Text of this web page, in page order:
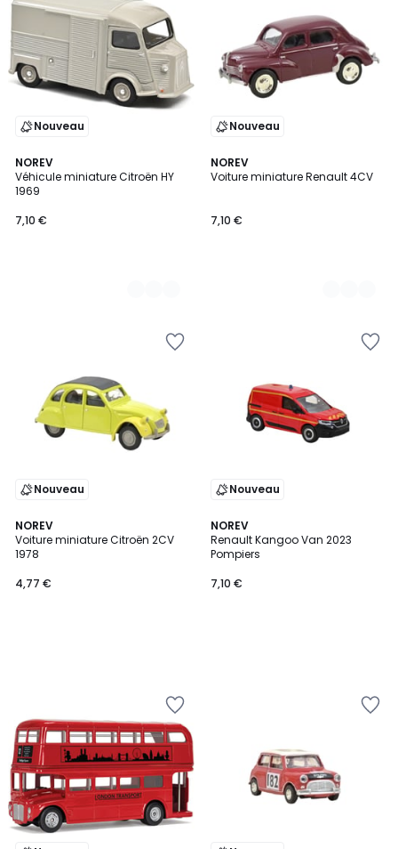
Nouveau
NOREV
Véhicule miniature Citroën HY
1969
7,10 €
2
Couleurs
Nouveau
NOREV
Voiture miniature Renault 4CV
7,10 €
2
Couleurs
Nouveau
NOREV
Voiture miniature Citroën 2CV
1978
4,77 €
Nouveau
NOREV
Renault Kangoo Van 2023
Pompiers
7,10 €